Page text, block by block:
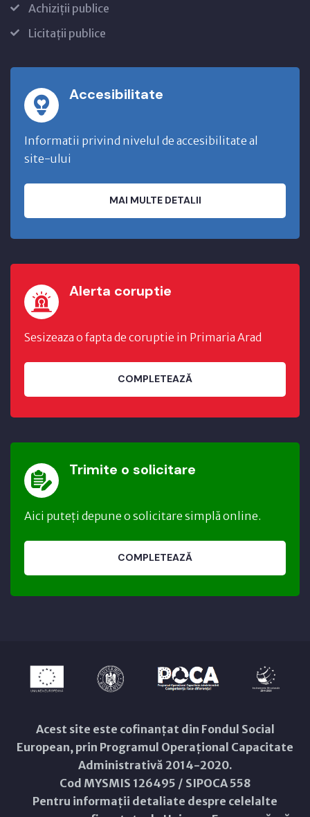
Achiziții publice
Licitații publice
Accesibilitate
Informatii privind nivelul de accesibilitate al
site-ului
MAI MULTE DETALII
Alerta coruptie
Sesizeaza o fapta de coruptie in Primaria Arad
COMPLETEAZĂ
Trimite o solicitare
Aici puteți depune o solicitare simplă online.
COMPLETEAZĂ
Acest site este cofinanțat din Fondul Social
European, prin Programul Operațional Capacitate
Administrativă 2014-2020.
Cod MYSMIS 126495 / SIPOCA 558
Pentru informații detaliate despre celelalte